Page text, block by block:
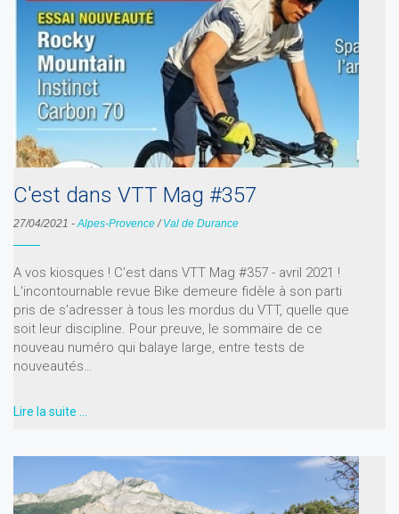
C'est dans VTT Mag #357
27/04/2021 -Alpes-Provence/ Val de Durance
A vos kiosques ! C'est dans VTT Mag #357 - avril 2021 !
L'incontournable revue Bike demeure fidèle à son parti
pris de s'adresser à tous les mordus du VTT, quelle que
soit leur discipline. Pour preuve, le sommaire de ce
nouveau numéro qui balaye large, entre tests de
nouveautés…
Lire la suite …